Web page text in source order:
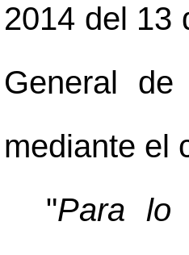
2014 del 13
General
mediante el
"Para lo